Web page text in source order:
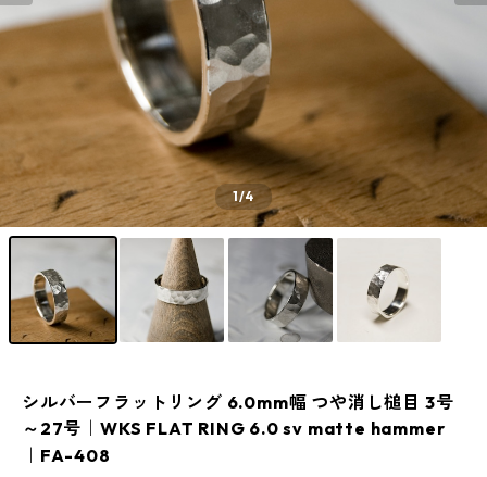
1/4
シルバーフラットリング 6.0mm幅 つや消し槌目 3号
～27号｜WKS FLAT RING 6.0 sv matte hammer
｜FA-408